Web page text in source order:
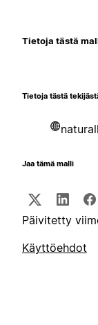
Tietoja tästä
Tietoja tästä
Jaa tämä malli
Päivitetty
Käyttöehdot